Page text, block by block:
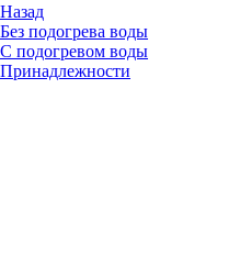
Назад
Без подогрева воды
С подогревом воды
Принадлежности